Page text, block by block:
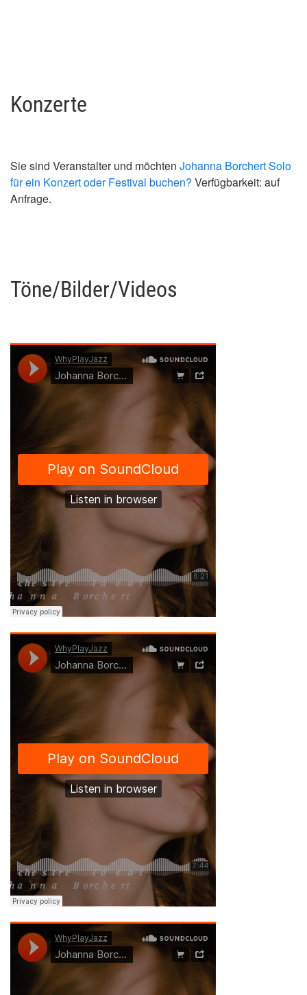
Konzerte
Sie sind Veranstalter und möchten Johanna Borchert Solo
für ein Konzert oder Festival buchen? Verfügbarkeit: auf
Anfrage.
Töne/Bilder/Videos